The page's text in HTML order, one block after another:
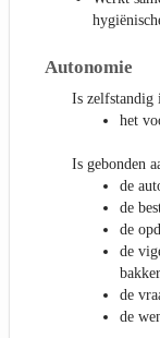
Autonomie
Is zelfstandig
het
Is gebonden
de
de
de
de
de
de